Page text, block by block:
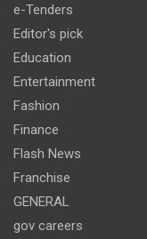
e-Tenders
Editor's pick
Education
Entertainment
Fashion
Finance
Flash News
Franchise
GENERAL
gov careers